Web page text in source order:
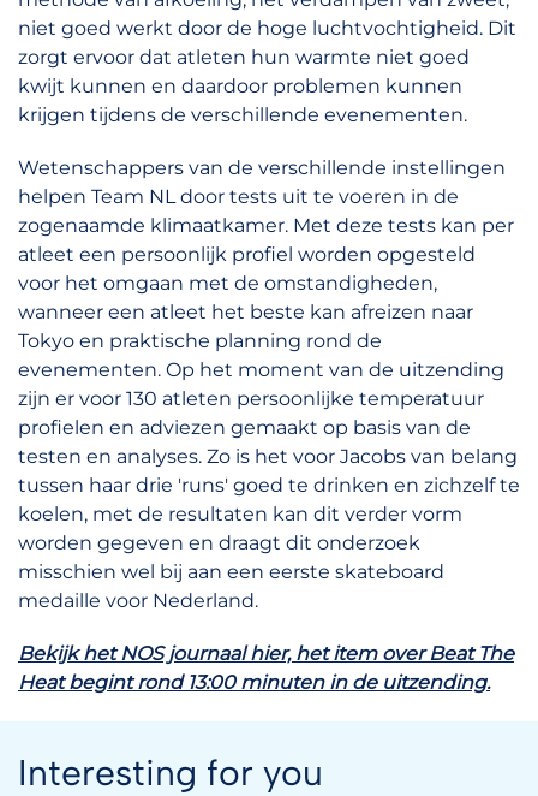
niet goed werkt door de hoge luchtvochtigheid. Dit
zorgt ervoor dat atleten hun warmte niet goed
kwijt kunnen en daardoor problemen kunnen
krijgen tijdens de verschillende evenementen.
Wetenschappers van de verschillende instellingen
helpen Team NL door tests uit te voeren in de
zogenaamde klimaatkamer. Met deze tests kan per
atleet een persoonlijk profiel worden opgesteld
voor het omgaan met de omstandigheden,
wanneer een atleet het beste kan afreizen naar
Tokyo en praktische planning rond de
evenementen. Op het moment van de uitzending
zijn er voor 130 atleten persoonlijke temperatuur
profielen en adviezen gemaakt op basis van de
testen en analyses. Zo is het voor Jacobs van belang
tussen haar drie 'runs' goed te drinken en zichzelf te
koelen, met de resultaten kan dit verder vorm
worden gegeven en draagt dit onderzoek
misschien wel bij aan een eerste skateboard
medaille voor Nederland.
Bekijk het NOS journaal hier, het item over Beat The
Heat begint rond 13:00 minuten in de uitzending.
Interesting for you